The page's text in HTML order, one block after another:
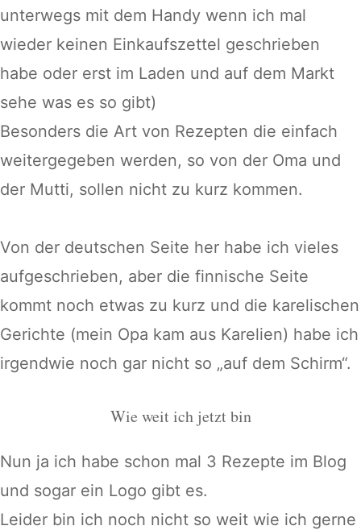
unterwegs mit dem Handy wenn ich mal
wieder keinen Einkaufszettel geschrieben
habe oder erst im Laden und auf dem Markt
sehe was es so gibt)
Besonders die Art von Rezepten die einfach
weitergegeben werden, so von der Oma und
der Mutti, sollen nicht zu kurz kommen.
Von der deutschen Seite her habe ich vieles
aufgeschrieben, aber die finnische Seite
kommt noch etwas zu kurz und die karelischen
Gerichte (mein Opa kam aus Karelien) habe ich
irgendwie noch gar nicht so „auf dem Schirm“.
Wie weit ich jetzt bin
Nun ja ich habe schon mal 3 Rezepte im Blog
und sogar ein Logo gibt es.
Leider bin ich noch nicht so weit wie ich gerne